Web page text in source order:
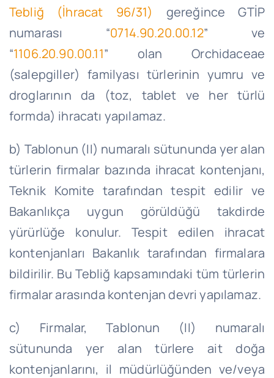
Tebliğ (İhracat 96/31)
gereğince GTİP
numarası “0714.90.20.00.12” ve
“1106.20.90.00.11” olan Orchidaceae
(salepgiller) familyası türlerinin yumru ve
droglarının da (toz, tablet ve her türlü
formda) ihracatı yapılamaz.
b) Tablonun (II) numaralı sütununda yer alan
türlerin firmalar bazında ihracat kontenjanı,
Teknik Komite tarafından tespit edilir ve
Bakanlıkça uygun görüldüğü takdirde
yürürlüğe konulur. Tespit edilen ihracat
kontenjanları Bakanlık tarafından firmalara
bildirilir. Bu Tebliğ kapsamındaki tüm türlerin
firmalar arasında kontenjan devri yapılamaz.
c) Firmalar, Tablonun (II) numaralı
sütununda yer alan türlere ait doğa
kontenjanlarını, il müdürlüğünden ve/veya